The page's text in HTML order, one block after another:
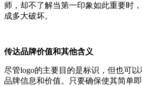
师，却不了解当第一印象如此重要时
成多大破坏。
传达品牌价值和其他含义
尽管logo的主要目的是标识，但也可
品牌信息和价值。只要确保使其简单